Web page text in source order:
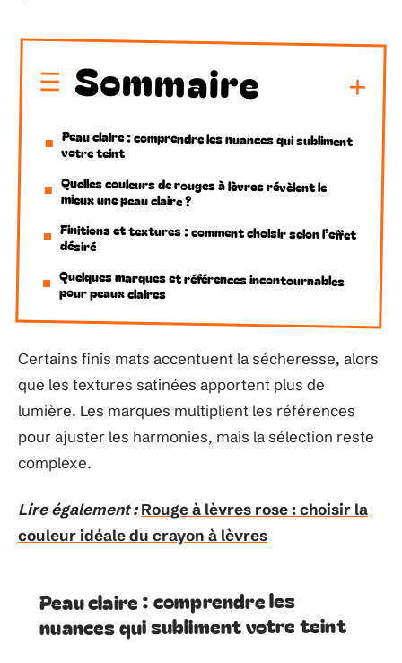
Sommaire
Peau claire : comprendre les nuances qui subliment
votre teint
Quelles couleurs de rouges à lèvres révèlent le
mieux une peau claire ?
Finitions et textures : comment choisir selon l’effet
désiré
Quelques marques et références incontournables
pour peaux claires
Certains finis mats accentuent la sécheresse, alors
que les textures satinées apportent plus de
lumière. Les marques multiplient les références
pour ajuster les harmonies, mais la sélection reste
complexe.
Lire également : Rouge à lèvres rose : choisir la
couleur idéale du crayon à lèvres
Peau claire : comprendre les
nuances qui subliment votre teint